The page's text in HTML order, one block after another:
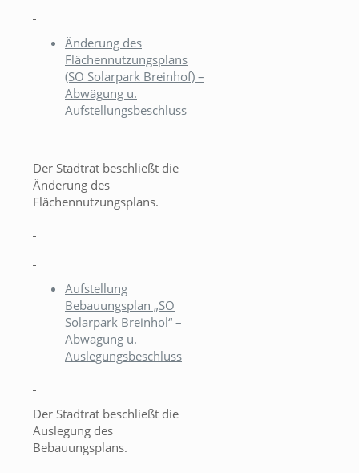
Änderung des
Flächennutzungsplans
(SO Solarpark Breinhof) –
Abwägung u.
Aufstellungsbeschluss
Der Stadtrat beschließt die
Änderung des
Flächennutzungsplans.
Aufstellung
Bebauungsplan „SO
Solarpark Breinhol“ –
Abwägung u.
Auslegungsbeschluss
Der Stadtrat beschließt die
Auslegung des
Bebauungsplans.